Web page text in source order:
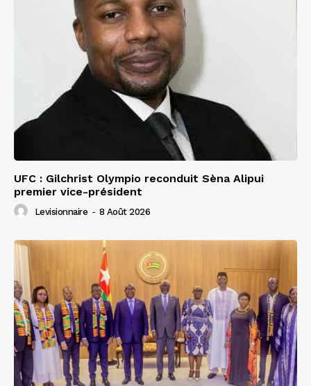
UFC : Gilchrist Olympio reconduit Sèna Alipui
premier vice-président
Levisionnaire - 8 Août 2026